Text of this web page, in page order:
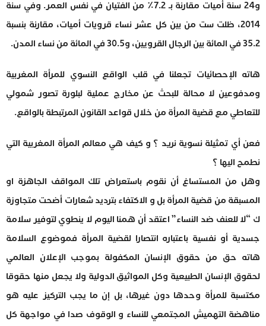
و24 سنة أميات مقارنة بـ 7.2٪ من الفتيان في نفس العمر. وفي سنة
2014، ظلت ست من بين كل عشر نساء قرويات أميات، مقارنة بنسبة
35.2 في المائة بين الرجال القرويين، و30.5 في المائة من نساء المدن.
هاته الإحصائيات تجعلنا في قلب الواقع النسوي للمرأة المغربية
ومدفوعين لا محالة للبحث عن مخارج عملية لبلورة تصور شمولي
للتعاطي مع قضية المرأة من خلال قواعد القانون المرتبطة بالواقع.
فعن أي تمثيلة نسوية نريد ؟ و كيف هي معالم المرأة المغربية التي
نطمح اليها ؟
وهل من المستساغ أن نقوم باستعراض تلك المواقف الجاهزة او
المسبقة من قضية المرأة بل و الاكتفاء بترديد شعارات أضحت متجاوزة
ك “لا للعنف ضد النساء” اعتقد أن همنا اليوم لا ينطوي لتوفير سلامة
جسدية أو نفسية باعتباره انتصارا لقضية المرأة فموضوع السلامة
هاته حق من حقوق الإنسان المكفولة بموجب الإعلان العالمي
لحقوق الإنسان الطبيعية وكل المواثيق الدولية ولا يجعل منها حقوقا
مكتسبة للمرأة وحدها دون غيرها، بل إن ما يجب التركيز عليه هو
مناهضة التهميش المجتمعي للنساء و الوقوف صدا في مواجهة كل